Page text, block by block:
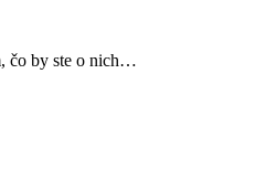
čo by ste o nich…